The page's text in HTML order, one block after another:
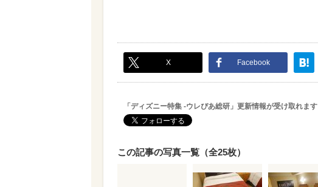
X Facebook
「ディズニー特集 -ウレぴあ総研」更新情報が受け取れます
この記事の写真一覧（全25枚）